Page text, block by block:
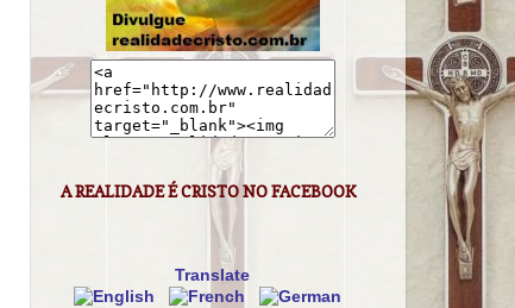
A REALIDADE É CRISTO NO FACEBOOK
Translate